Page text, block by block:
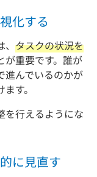
化する
タスクの状況を
が重要です。誰が
進んでいるのかが
す。
を行えるようにな
に見直す